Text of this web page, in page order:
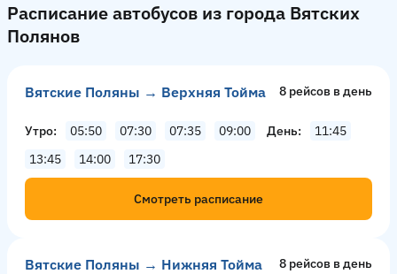
Расписание автобусов из города Вятских
Полянов
Вятские Поляны → Верхняя Тойма 8 рейсов в день
Утро 05:50 07:30 07:35 09:00 День
11:45
13:45
14:00 17:30
Смотреть расписание
Вятские Поляны → Нижняя Тойма 8 рейсов в день